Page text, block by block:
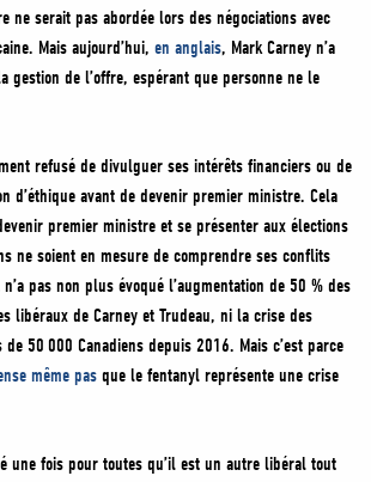
ne serait pas abordée lors des négociations avec
Mais aujourd’hui, en anglais, Mark Carney n’a
gestion de l’offre, espérant que personne ne le
refusé de divulguer ses intérêts financiers ou de
d’éthique avant de devenir premier ministre. Cela
premier ministre et se présenter aux élections
ne soient en mesure de comprendre ses conflits
pas non plus évoqué l’augmentation de 50 % des
libéraux de Carney et Trudeau, ni la crise des
50 000 Canadiens depuis 2016. Mais c’est parce
même pas que le fentanyl représente une crise
une fois pour toutes qu’il est un autre libéral tout